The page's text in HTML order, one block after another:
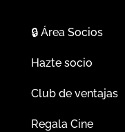
🔒Área Socios
Hazte socio
Club de ventajas
Regala Cine